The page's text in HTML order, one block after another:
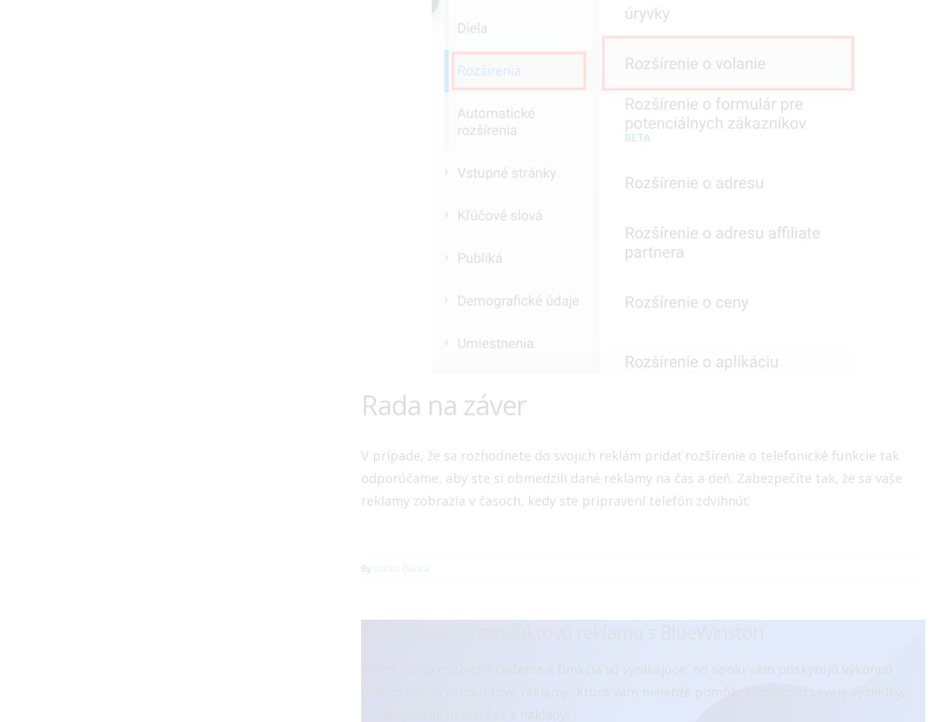
Rada na záver
V prípade, že sa rozhodnete do svojich reklám pridať rozšírenie o telefonické funkcie tak
odporúčame, aby ste si obmedzili dané reklamy na čas a deň. Zabezpečíte tak, že sa vaše
reklamy zobrazia v časoch, kedy ste pripravení telefón zdvihnúť.
By Darko Ďurica
Zabezpečte si produktovú reklamu s BlueWinston
Každé jedno osobitné riešenie a funkcia sú vynikajúce, no spolu vám poskytujú výkonnú
platformu na produktové reklamy, ktorá vám nielenže pomôže dosiahnuť skvelé výsledky,
ale aj výrazne ušetrí čas a náklady!